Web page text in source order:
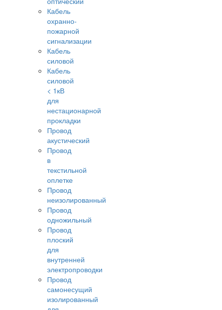
Кабель
охранно-
пожарной
сигнализации
Кабель
силовой
Кабель
силовой
< 1кВ
для
нестационарной
прокладки
Провод
акустический
Провод
в
текстильной
оплетке
Провод
неизолированный
Провод
одножильный
Провод
плоский
для
внутренней
электропроводки
Провод
самонесущий
изолированный